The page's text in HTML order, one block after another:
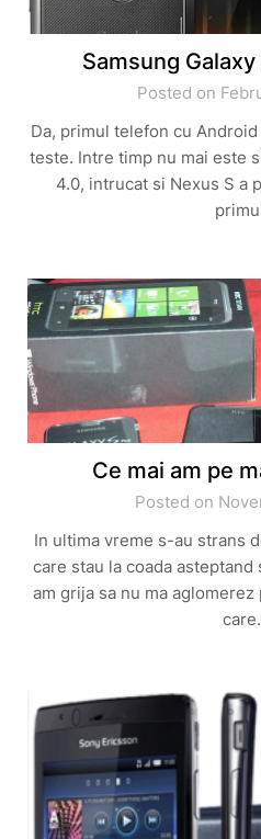
Samsung
Posted on
Da, primul telefon cu
teste. Intre timp nu mai este
4.0, intrucat si Nexus S a
Ce mai am pe
Posted on
In ultima vreme s-au strans
care stau la coada
am grija sa nu ma